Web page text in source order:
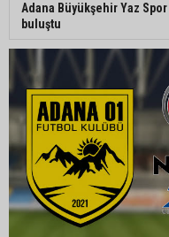
Adana Büyükşehir Yaz
buluştu